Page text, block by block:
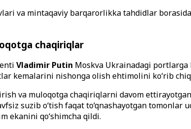
va mintaqaviy barqarorlikka tahdidlar
chaqiriqlar
Vladimir Putin Moskva Ukrainadagi
kemalarini nishonga olish ehtimolini ko‘rib
va muloqotga chaqiriqlarni davom
suzib o‘tish faqat to‘qnashayotgan tomonlar
ekanini qo‘shimcha qildi.